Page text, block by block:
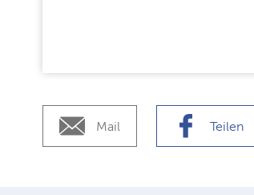
Mail Teilen